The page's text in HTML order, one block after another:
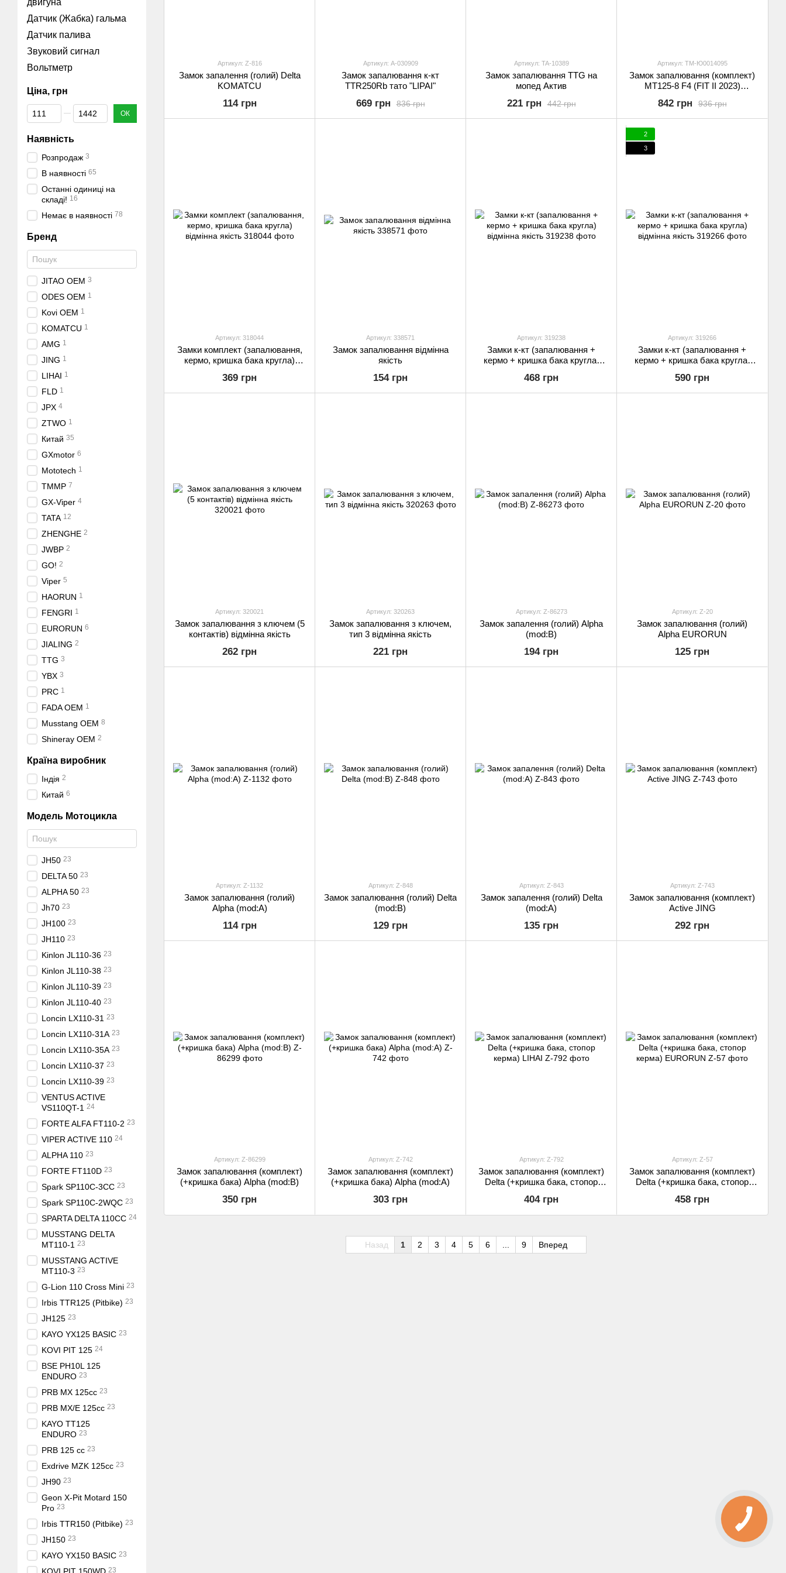
Артикул: Z-816
Замок запалення (голий) Delta
KOMATCU
114 грн
Артикул: A-030909
Замок запалювання к-кт
TTR250Rb тато "LIPAI"
836 грн
669 грн
Артикул: TA-10389
Замок запалювання TTG на
мопед Актив
442 грн
221 грн
Артикул: TM-Ю0014095
Замок запалювання (комплект)
МТ125-8 F4 (FIT II 2023)
936 грн
842 грн
Артикул: 318044
Замки комплект (запалювання,
кермо, кришка бака кругла)
369 грн
Артикул: 338571
Замок запалювання відмінна
якість
154 грн
Артикул: 319238
Замки к-кт (запалювання +
кермо + кришка бака кругла)
468 грн
2
3
Артикул: 319266
Замки к-кт (запалювання +
кермо + кришка бака кругла)
590 грн
Артикул: 320021
Замок запалювання з ключем (5
контактів) відмінна якість
262 грн
Артикул: 320263
Замок запалювання з ключем,
тип 3 відмінна якість
221 грн
Артикул: Z-86273
Замок запалення (голий) Alpha
(mod:B)
194 грн
Артикул: Z-20
Замок запалювання (голий)
Alpha EURORUN
125 грн
Артикул: Z-1132
Замок запалювання (голий)
Alpha (mod:A)
114 грн
Артикул: Z-848
Замок запалювання (голий) Delta
(mod:B)
129 грн
Артикул: Z-843
Замок запалення (голий) Delta
(mod:A)
135 грн
Артикул: Z-743
Замок запалювання (комплект)
Active JING
292 грн
Артикул: Z-86299
Замок запалювання (комплект)
(+кришка бака) Alpha (mod:B)
350 грн
Артикул: Z-742
Замок запалювання (комплект)
(+кришка бака) Alpha (mod:A)
303 грн
Артикул: Z-792
Замок запалювання (комплект)
Delta (+кришка бака, стопор
404 грн
Артикул: Z-57
Замок запалювання (комплект)
Delta (+кришка бака, стопор
458 грн
Назад 1 2 3 4 5 6 ... 9 Вперед
двигуна
Датчик (Жабка) гальма
Датчик палива
Звуковий сигнал
Вольтметр
Ціна, грн
Від Ціна, грн
До Ціна, грн ОК
Наявність
Розпродаж 3
В наявності 65
Останні одиниці на
складі! 16
Немає в наявності 78
Бренд
JITAO OEM 3
ODES OEM 1
Kovi OEM 1
KOMATCU 1
AMG 1
JING 1
LIHAI 1
FLD 1
JPX 4
ZTWO 1
Китай 35
GXmotor 6
Mototech 1
TMMP 7
GX-Viper 4
TATA 12
ZHENGHE 2
JWBP 2
GO! 2
Viper 5
HAORUN 1
FENGRI 1
EURORUN 6
JIALING 2
TTG 3
YBX 3
PRC 1
FADA OEM 1
Musstang OEM 8
Shineray OEM 2
Країна виробник
Індія 2
Китай 6
Модель Мотоцикла
JH50 23
DELTA 50 23
ALPHA 50 23
Jh70 23
JH100 23
JH110 23
Kinlon JL110-36 23
Kinlon JL110-38 23
Kinlon JL110-39 23
Kinlon JL110-40 23
Loncin LX110-31 23
Loncin LX110-31A 23
Loncin LX110-35A 23
Loncin LX110-37 23
Loncin LX110-39 23
VENTUS ACTIVE
VS110QT-1 24
FORTE ALFA FT110-2 23
VIPER ACTIVE 110 24
ALPHA 110 23
FORTE FT110D 23
Spark SP110C-3CС 23
Spark SP110C-2WQС 23
SPARTA DELTA 110CC 24
MUSSTANG DELTA
MT110-1 23
MUSSTANG ACTIVE
MT110-3 23
G-Lion 110 Cross Mini 23
Irbis TTR125 (Pitbike) 23
JH125 23
KAYO YX125 BASIC 23
KOVI PIT 125 24
BSE PH10L 125
ENDURO 23
PRB MX 125cc 23
PRB MX/E 125cc 23
KAYO TT125
ENDURO 23
PRB 125 cc 23
Exdrive MZK 125cc 23
JH90 23
Geon X-Pit Motard 150
Pro 23
Irbis TTR150 (Pitbike) 23
JH150 23
KAYO YX150 BASIC 23
23